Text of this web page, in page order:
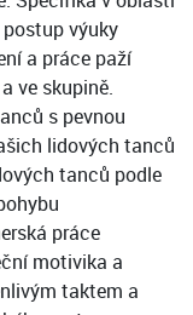
výuky
a práce paží
ve skupině.
s pevnou
lidových tanců
tanců podle
práce
motivika a
taktem a